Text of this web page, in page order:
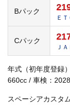
Bパック
Ｅ
Cパック
ＪＡ
年式（初年度登録
660cc / 車検：
スペーシアカスタ